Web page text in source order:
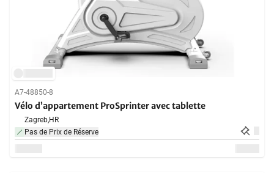
A7-48850-8
Vélo d’appartement ProSprinter avec tablette
Zagreb,HR
Pas de Prix de Réserve